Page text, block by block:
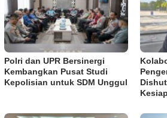
Polri dan UPR Bersinergi
Kembangkan Pusat Studi
Kepolisian untuk SDM Unggul